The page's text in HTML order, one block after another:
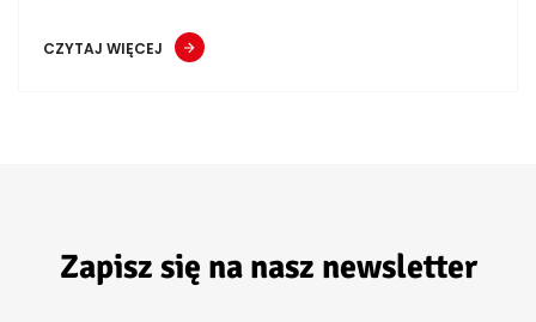
CZYTAJ WIĘCEJ
Zapisz się na nasz newsletter